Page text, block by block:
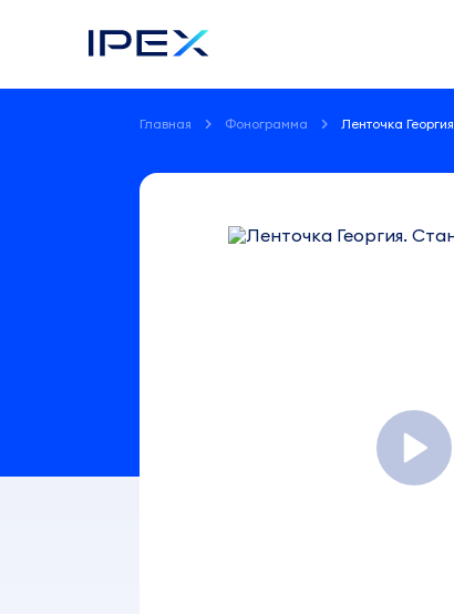
Главная Фонограмма Ленточка Георгия
Георгия